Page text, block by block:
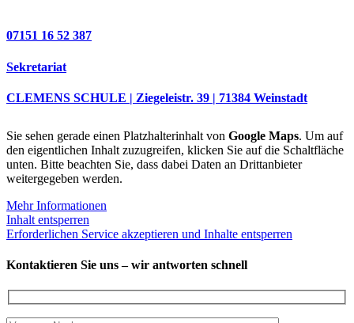
07151 16 52 387
Sekretariat
CLEMENS SCHULE | Ziegeleistr. 39 | 71384 Weinstadt
Sie sehen gerade einen Platzhalterinhalt von Google Maps. Um auf
den eigentlichen Inhalt zuzugreifen, klicken Sie auf die Schaltfläche
unten. Bitte beachten Sie, dass dabei Daten an Drittanbieter
weitergegeben werden.
Mehr Informationen
Inhalt entsperren
Erforderlichen Service akzeptieren und Inhalte entsperren
Kontaktieren Sie uns – wir antworten schnell